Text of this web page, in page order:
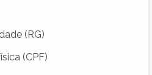
(RG)
(CPF)